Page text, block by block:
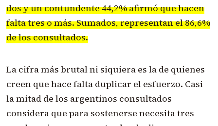
dos y un contundente 44,2% afirmó que hacen
falta tres o más. Sumados, representan el 86,6%
de los consultados.
La cifra más brutal ni siquiera es la de quienes
creen que hace falta duplicar el esfuerzo. Casi
la mitad de los argentinos consultados
considera que para sostenerse necesita tres